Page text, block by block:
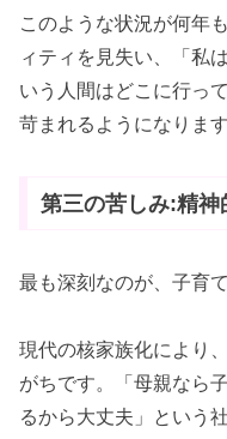
このような状況が何年
ィティを見失い、「私
いう人間はどこに行っ
苛まれるようになります
第三の苦しみ:精
最も深刻なのが、子育
現代の核家族化により
がちです。「母親なら
るから大丈夫」という